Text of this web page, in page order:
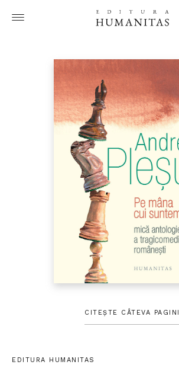
CITEȘTE CÂTEVA PAGINI
EDITURA HUMANITAS